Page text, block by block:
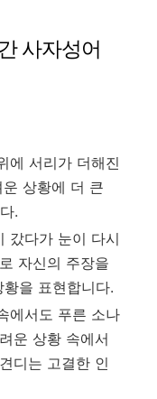
사자성어
에 서리가 더해진
상황에 더 큰
.
갔다가 눈이 다시
자신의 주장을
을 표현합니다.
에서도 푸른 소나
운 상황 속에서
디는 고결한 인